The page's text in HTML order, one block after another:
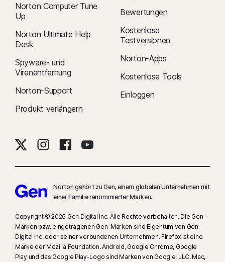
Norton Computer Tune
Up
Norton Ultimate Help
Desk
Spyware- und
Virenentfernung
Norton-Support
Produkt verlängern
Bewertungen
Kostenlose
Testversionen
Norton-Apps
Kostenlose Tools
Einloggen
Norton gehört zu Gen, einem globalen Unternehmen mit
einer Familie renommierter Marken.
Copyright © 2026 Gen Digital Inc. Alle Rechte vorbehalten. Die Gen-
Marken bzw. eingetragenen Gen-Marken sind Eigentum von Gen
Digital Inc. oder seiner verbundenen Unternehmen. Firefox ist eine
Marke der Mozilla Foundation. Android, Google Chrome, Google
Play und das Google Play-Logo sind Marken von Google, LLC. Mac,